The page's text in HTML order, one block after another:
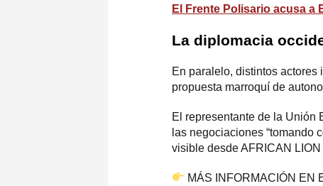
El Frente Polisario acusa a
La diplomacia
En paralelo, distintos
propuesta marroquí de
El representante de la Unión
las negociaciones “tomando
visible desde AFRICAN
MÁS INFORMACIÓN EN